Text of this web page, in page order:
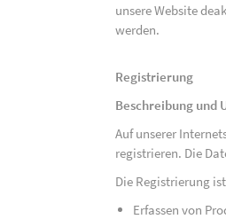
unsere Website
werden.
Registrierung
Beschreibung und
Auf unserer
registrieren. Die
Die Registrierung
Erfassen von